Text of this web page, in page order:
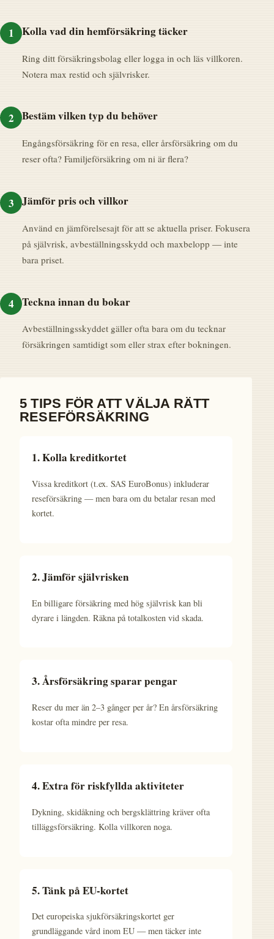
1 Kolla vad din hemförsäkring täcker
Ring ditt försäkringsbolag eller logga in och läs villkoren.
Notera max restid och självrisker.
2 Bestäm vilken typ du behöver
Engångsförsäkring för en resa, eller årsförsäkring om du
reser ofta? Familjeförsäkring om ni är flera?
3 Jämför pris och villkor
Använd en jämförelsesajt för att se aktuella priser. Fokusera
på självrisk, avbeställningsskydd och maxbelopp — inte
bara priset.
4 Teckna innan du bokar
Avbeställningsskyddet gäller ofta bara om du tecknar
försäkringen samtidigt som eller strax efter bokningen.
5 TIPS FÖR ATT VÄLJA RÄTT
RESEFÖRSÄKRING
1. Kolla kreditkortet
Vissa kreditkort (t.ex. SAS EuroBonus) inkluderar
reseförsäkring — men bara om du betalar resan med
kortet.
2. Jämför självrisken
En billigare försäkring med hög självrisk kan bli
dyrare i längden. Räkna på totalkosten vid skada.
3. Årsförsäkring sparar pengar
Reser du mer än 2–3 gånger per år? En årsförsäkring
kostar ofta mindre per resa.
4. Extra för riskfyllda aktiviteter
Dykning, skidåkning och bergsklättring kräver ofta
tilläggsförsäkring. Kolla villkoren noga.
5. Tänk på EU-kortet
Det europeiska sjukförsäkringskortet ger
grundläggande vård inom EU — men täcker inte